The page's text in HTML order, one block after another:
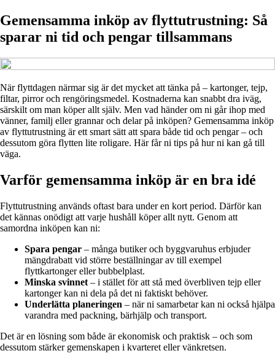
Gemensamma inköp av flyttutrustning: Så
sparar ni tid och pengar tillsammans
När flyttdagen närmar sig är det mycket att tänka på – kartonger, tejp,
filtar, pirror och rengöringsmedel. Kostnaderna kan snabbt dra iväg,
särskilt om man köper allt själv. Men vad händer om ni går ihop med
vänner, familj eller grannar och delar på inköpen? Gemensamma inköp
av flyttutrustning är ett smart sätt att spara både tid och pengar – och
dessutom göra flytten lite roligare. Här får ni tips på hur ni kan gå till
väga.
Varför gemensamma inköp är en bra idé
Flyttutrustning används oftast bara under en kort period. Därför kan
det kännas onödigt att varje hushåll köper allt nytt. Genom att
samordna inköpen kan ni:
Spara pengar – många butiker och byggvaruhus erbjuder
mängdrabatt vid större beställningar av till exempel
flyttkartonger eller bubbelplast.
Minska svinnet – i stället för att stå med överbliven tejp eller
kartonger kan ni dela på det ni faktiskt behöver.
Underlätta planeringen – när ni samarbetar kan ni också hjälpa
varandra med packning, bärhjälp och transport.
Det är en lösning som både är ekonomisk och praktisk – och som
dessutom stärker gemenskapen i kvarteret eller vänkretsen.